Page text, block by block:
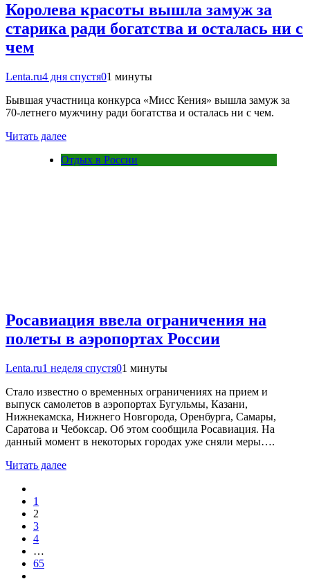
Королева красоты вышла замуж за
старика ради богатства и осталась ни с
чем
Lenta.ru4 дня спустя01 минуты
Бывшая участница конкурса «Мисс Кения» вышла замуж за
70-летнего мужчину ради богатства и осталась ни с чем.
Читать далее
Отдых в России
Росавиация ввела ограничения на
полеты в аэропортах России
Lenta.ru1 неделя спустя01 минуты
Стало известно о временных ограничениях на прием и
выпуск самолетов в аэропортах Бугульмы, Казани,
Нижнекамска, Нижнего Новгорода, Оренбурга, Самары,
Саратова и Чебоксар. Об этом сообщила Росавиация. На
данный момент в некоторых городах уже сняли меры….
Читать далее
1
2
3
4
…
65